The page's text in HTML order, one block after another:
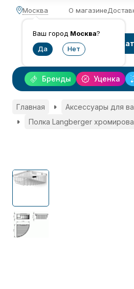
Москва
Ваш город Москва?
О магазине
Уценка
Бренды
Главная Аксессуары для
Полка Langberger